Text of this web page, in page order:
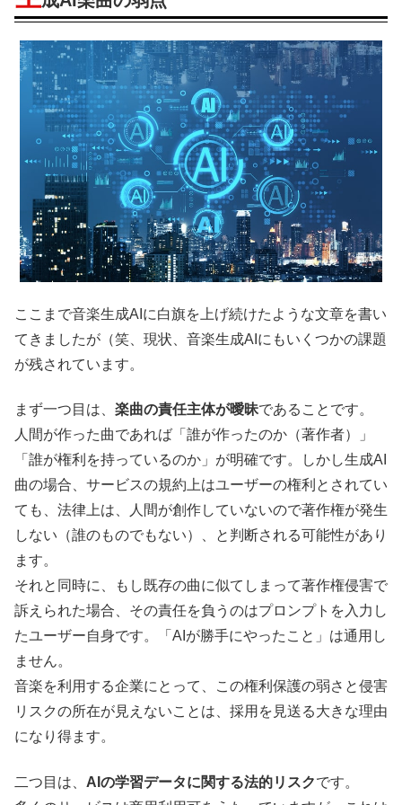
ここまで音楽生成AIに白旗を上げ続けたような文章を書い
てきましたが（笑、現状、音楽生成AIにもいくつかの課題
が残されています。
まず一つ目は、 楽曲の責任主体が曖昧であることです。
人間が作った曲であれば「誰が作ったのか（著作者）」
「誰が権利を持っているのか」が明確です。しかし生成AI
曲の場合、サービスの規約上はユーザーの権利とされてい
ても、法律上は、人間が創作していないので著作権が発生
しない（誰のものでもない）、と判断される可能性があり
ます。
それと同時に、もし既存の曲に似てしまって著作権侵害で
訴えられた場合、その責任を負うのはプロンプトを入力し
たユーザー自身です。「AIが勝手にやったこと」は通用し
ません。
音楽を利用する企業にとって、この権利保護の弱さと侵害
リスクの所在が見えないことは、採用を見送る大きな理由
になり得ます。
二つ目は、 AIの学習データに関する法的リスクです。